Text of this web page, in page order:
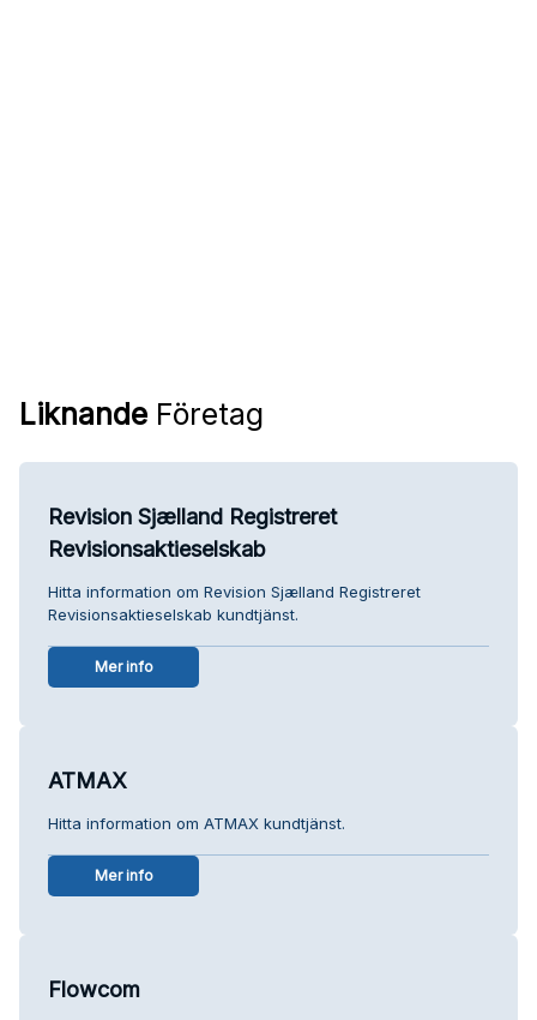
Liknande Företag
Revision Sjælland Registreret
Revisionsaktieselskab
Hitta information om Revision Sjælland Registreret
Revisionsaktieselskab kundtjänst.
Mer info
ATMAX
Hitta information om ATMAX kundtjänst.
Mer info
Flowcom